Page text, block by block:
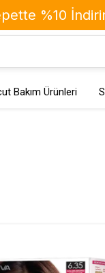
Bakım Ürünleri
%10